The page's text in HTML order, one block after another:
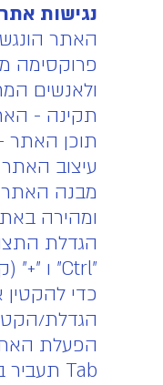
נגישות
האתר הונגש
פרוקסימה
ולאנשים
תקינה -­
תוכן האתר
עיצוב
מבנה האתר
ומהירה
הגדלת
"Ctrl" ו "+" (קונטרול ופלוס). כל לחיצה על צמד המקשים האלו תגדיל את התצוגה ב-10%.
הגדלת/
הפעלת
Tab תעביר בין הקישורים השונים בעמוד. לחיצה על Enter תפעיל את הקישור המסומן.